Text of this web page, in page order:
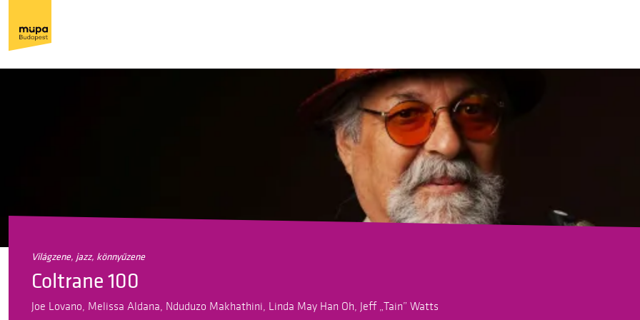
világzene, jazz, könnyűzene
Coltrane 100
Joe Lovano, Melissa Aldana, Nduduzo Makhathini, Linda May Han Oh, Jeff „Tain” Watts